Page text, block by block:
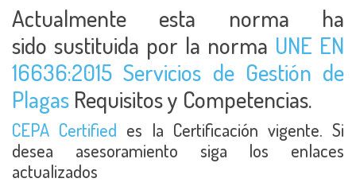
Actualmente esta norma ha
sido sustituida por la norma UNE EN
16636:2015 Servicios de Gestión de
Plagas Requisitos y Competencias.
CEPA Certified es la Certificación vigente. Si
desea asesoramiento siga los enlaces
actualizados